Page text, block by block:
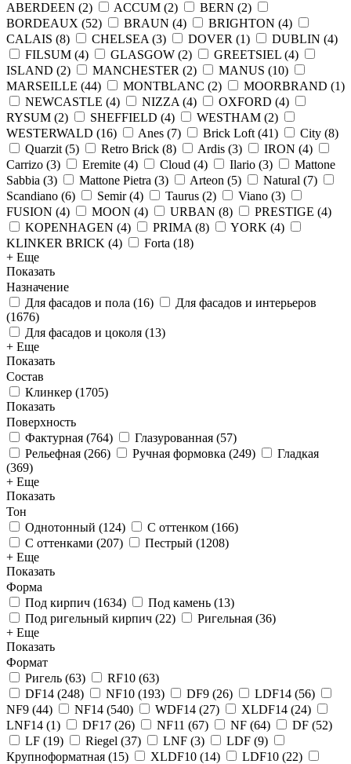
ABERDEEN (2) ACCUM (2) BERN (2)
BORDEAUX (52) BRAUN (4) BRIGHTON (4)
CALAIS (8) CHELSEA (3) DOVER (1) DUBLIN (4)
FILSUM (4) GLASGOW (2) GREETSIEL (4)
ISLAND (2) MANCHESTER (2) MANUS (10)
MARSEILLE (44) MONTBLANC (2) MOORBRAND (1)
NEWCASTLE (4) NIZZA (4) OXFORD (4)
RYSUM (2) SHEFFIELD (4) WESTHAM (2)
WESTERWALD (16) Anes (7) Brick Loft (41) City (8)
Quarzit (5) Retro Brick (8) Ardis (3) IRON (4)
Carrizo (3) Eremite (4) Cloud (4) Ilario (3)
Mattone
Sabbia (3) Mattone Pietra (3) Arteon (5) Natural (7)
Scandiano (6) Semir(4) Taurus (2) Viano (3)
FUSION (4) MOON (4) URBAN (8) PRESTIGE (4)
KOPENHAGEN (4) PRIMA (8) YORK (4)
KLINKER BRICK (4) Forta (18)
+ Еще
Показать
Назначение
Для фасадов и пола (16)
Для фасадов и интерьеров
(1676)
Для фасадов и цоколя (13)
+ Еще
Показать
Состав
Клинкер (1705)
Показать
Поверхность
Фактурная (764) Глазурованная (57)
Рельефная (266) Ручная формовка (249)
Гладкая
(369)
+ Еще
Показать
Тон
Однотонный (124) С оттенком (166)
С оттенками (207) Пестрый (1208)
+ Еще
Показать
Форма
Под кирпич (1634) Под камень (13)
Под ригельный кирпич (22) Ригельная (36)
+ Еще
Показать
Формат
Ригель (63) RF10 (63)
DF14 (248) NF10 (193) DF9 (26) LDF14 (56)
NF9 (44) NF14 (540) WDF14 (27) XLDF14 (24)
LNF14 (1) DF17 (26) NF11 (67) NF (64) DF (52)
LF (19) Riegel (37) LNF (3) LDF (9)
Крупноформатная (15) XLDF10 (14) LDF10 (22)